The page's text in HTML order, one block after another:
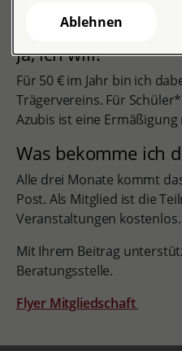
Mitgliedschaft
Ja, ich will!
Für 50 € im Jahr bin ich
Trägervereins. Für
Azubis ist eine Ermäßigung
Was bekomme ich
Alle drei Monate kommt
Post. Als Mitglied ist die
Veranstaltungen kostenlos.
Mit Ihrem Beitrag
Beratungsstelle.
Flyer Mitgliedschaft
Ablehnen